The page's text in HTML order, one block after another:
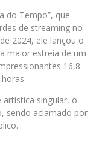
do Tempo”, que
de streaming no
2024, ele lançou o
maior estreia de um
16,8
singular, o
sendo aclamado por